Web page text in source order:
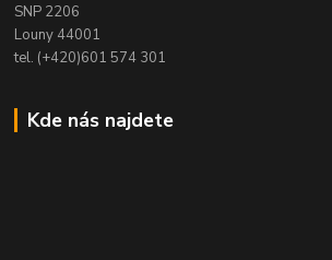
SNP 2206
Louny 44001
tel. (+420)601 574 301
Kde nás najdete